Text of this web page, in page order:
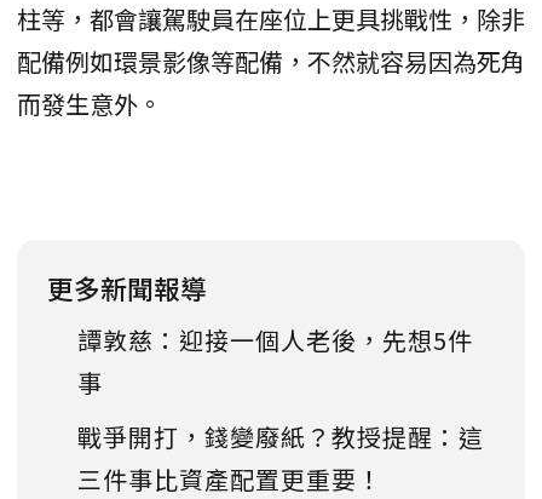
柱等，都會讓駕駛員在座位上更具挑戰性，除非
配備例如環景影像等配備，不然就容易因為死角
而發生意外。
更多新聞報導
譚敦慈：迎接一個人老後，先想5件
事
戰爭開打，錢變廢紙？教授提醒：這
三件事比資產配置更重要！